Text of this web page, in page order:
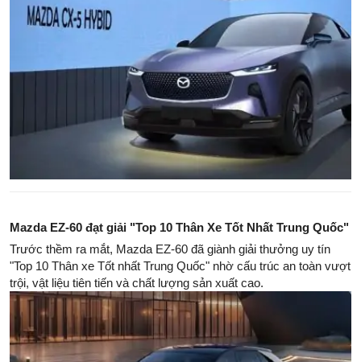
Mazda EZ-60 đạt giải "Top 10 Thân Xe Tốt Nhất Trung Quốc"
Trước thềm ra mắt, Mazda EZ-60 đã giành giải thưởng uy tín
"Top 10 Thân xe Tốt nhất Trung Quốc" nhờ cấu trúc an toàn vượt
trội, vật liệu tiên tiến và chất lượng sản xuất cao.